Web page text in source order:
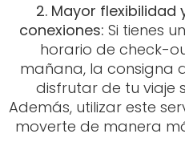
2. Mayor
conexiones: Si tienes
horario de check-
mañana, la consigna
disfrutar de tu viaje
Además, utilizar este
moverte de manera